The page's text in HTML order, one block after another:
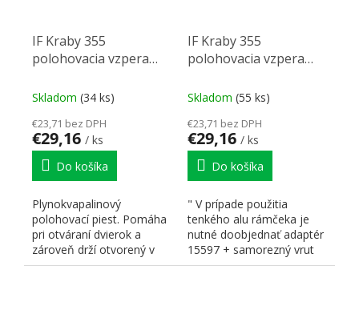
IF Kraby 355
polohovacia vzpera
Skladom (34 ks)
€23,71 bez DPH
€29,16 / ks
Do košíka
Plynokvapalinový
polohovací piest. Pomáha
pri otváraní dvierok a
zároveň drží otvorený v
rôznych pozíciách. K-push.
IF Kraby 355
polohovacia vzpera
Skladom (55 ks)
€23,71 bez DPH
€29,16 / ks
Do košíka
" V prípade použitia
tenkého alu rámčeka je
nutné doobjednať adaptér
15597 + samorezný vrut
15598 2x a 15599 - 1x....